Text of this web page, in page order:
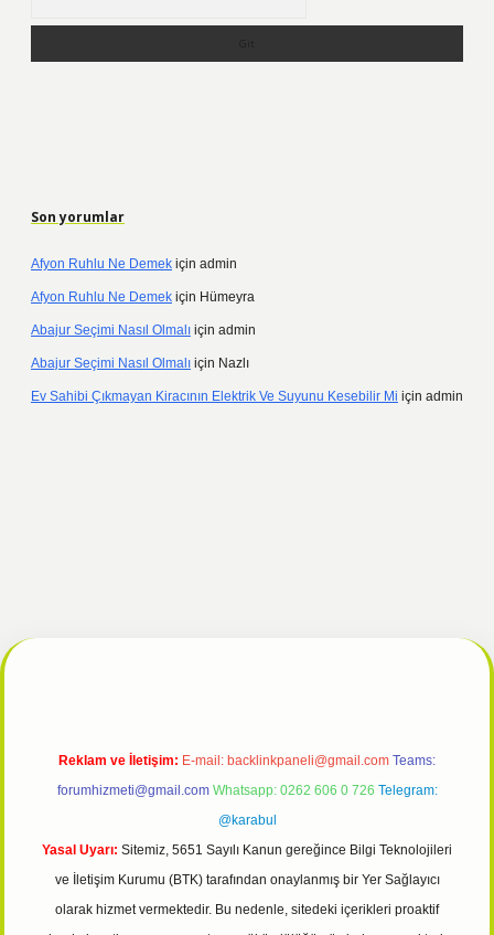
Son yorumlar
Afyon Ruhlu Ne Demek için admin
Afyon Ruhlu Ne Demek için Hümeyra
Abajur Seçimi Nasıl Olmalı için admin
Abajur Seçimi Nasıl Olmalı için Nazlı
Ev Sahibi Çıkmayan Kiracının Elektrik Ve Suyunu Kesebilir Mi için admin
giriş
Reklam ve İletişim: E-mail: backlinkpaneli@gmail.com Teams:
forumhizmeti@gmail.com Whatsapp: 0262 606 0 726 Telegram:
@karabul
Yasal Uyarı: Sitemiz, 5651 Sayılı Kanun gereğince Bilgi Teknolojileri
ve İletişim Kurumu (BTK) tarafından onaylanmış bir Yer Sağlayıcı
olarak hizmet vermektedir. Bu nedenle, sitedeki içerikleri proaktif